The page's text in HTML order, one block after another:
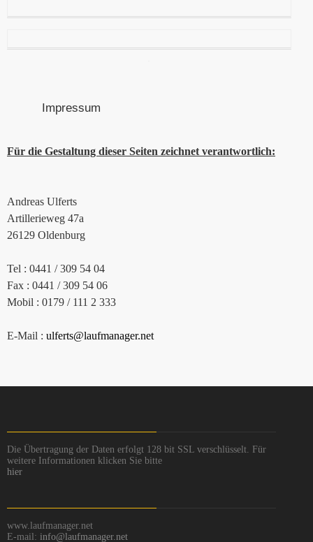
Impressum
Für die Gestaltung dieser Seiten zeichnet verantwortlich:
Andreas Ulferts
Artillerieweg 47a
26129 Oldenburg
Tel : 0441 / 309 54 04
Fax : 0441 / 309 54 06
Mobil : 0179 / 111 2 333
E-Mail : ulferts@laufmanager.net
Die Übertragung der Daten erfolgt 128 bit SSL verschlüsselt. Für
weitere Informationen klicken Sie bitte
hier
www.laufmanager.net
E-mail: info@laufmanager.net